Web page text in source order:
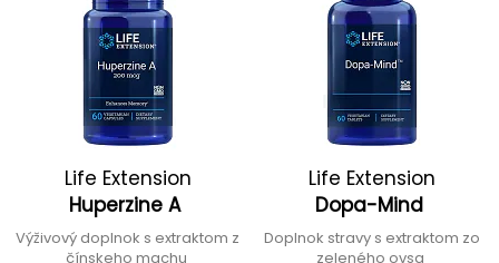
Life Extension
Huperzine A
Výživový doplnok s extraktom z
čínskeho machu
Life Extension
Dopa-Mind
Doplnok stravy s extraktom zo
zeleného ovsa